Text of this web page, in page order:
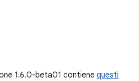
1.6.0-beta01 contiene questi